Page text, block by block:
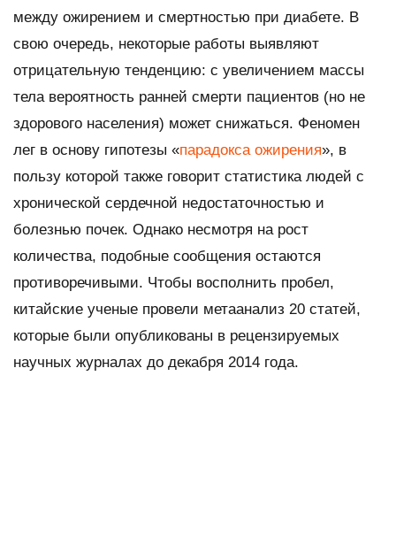
между ожирением и смертностью при диабете. В
свою очередь, некоторые работы выявляют
отрицательную тенденцию: с увеличением массы
тела вероятность ранней смерти пациентов (но не
здорового населения) может снижаться. Феномен
лег в основу гипотезы «парадокса ожирения», в
пользу которой также говорит статистика людей с
хронической сердечной недостаточностью и
болезнью почек. Однако несмотря на рост
количества, подобные сообщения остаются
противоречивыми. Чтобы восполнить пробел,
китайские ученые провели метаанализ 20 статей,
которые были опубликованы в рецензируемых
научных журналах до декабря 2014 года.